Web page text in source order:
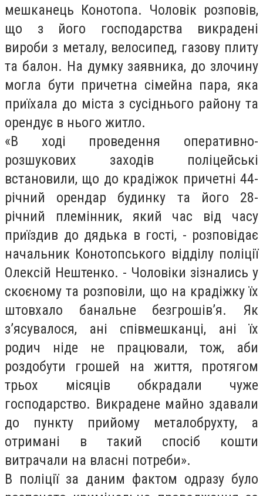
мешканець Конотопа. Чоловік розповів,
що з його господарства викрадені
вироби з металу, велосипед, газову плиту
та балон. На думку заявника, до злочину
могла бути причетна сімейна пара, яка
приїхала до міста з сусіднього району та
орендує в нього житло.
«В ході проведення оперативно-
розшукових заходів поліцейські
встановили, що до крадіжок причетні 44-
річний орендар будинку та його 28-
річний племінник, який час від часу
приїздив до дядька в гості, - розповідає
начальник Конотопського відділу поліції
Олексій Нештенко. - Чоловіки зізнались у
скоєному та розповіли, що на крадіжку їх
штовхало банальне безгрошів’я. Як
з’ясувалося, ані співмешканці, ані їх
родич ніде не працювали, тож, аби
роздобути грошей на життя, протягом
трьох місяців обкрадали чуже
господарство. Викрадене майно здавали
до пункту прийому металобрухту, а
отримані в такий спосіб кошти
витрачали на власні потреби».
В поліції за даним фактом одразу було